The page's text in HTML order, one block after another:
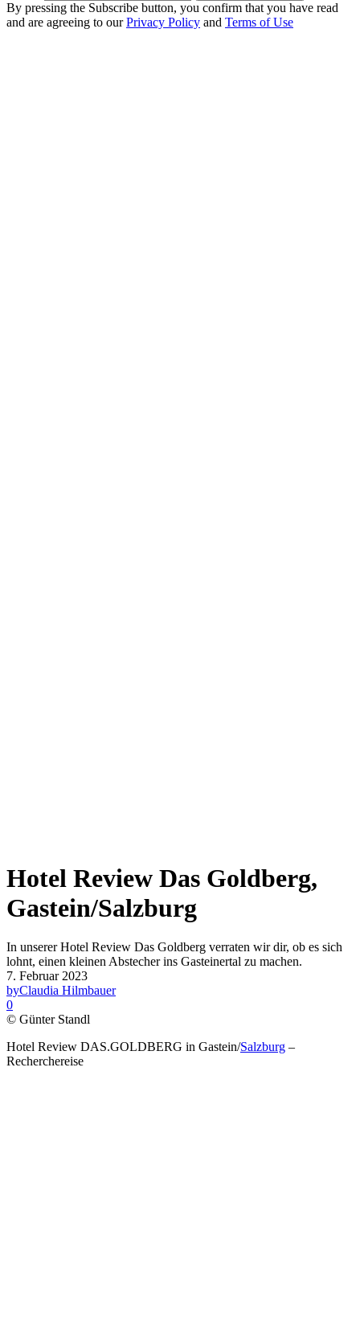
By pressing the Subscribe button, you confirm that you have read
and are agreeing to ourPrivacy Policy and Terms of Use
Hotel Review Das Goldberg,
Gastein/Salzburg
In unserer Hotel Review Das Goldberg verraten wir dir, ob es sich
lohnt, einen kleinen Abstecher ins Gasteinertal zu machen.
7. Februar 2023
byClaudia Hilmbauer
0
© Günter Standl
Hotel Review DAS.GOLDBERG in Gastein/Salzburg –
Recherchereise